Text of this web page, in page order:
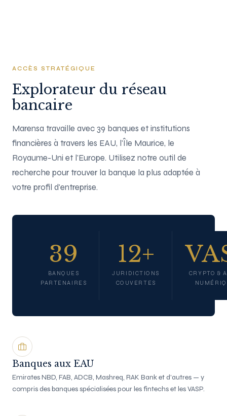
ACCÈS STRATÉGIQUE
Explorateur du réseau
bancaire
Marensa travaille avec 39 banques et institutions
financières à travers les EAU, l'Île Maurice, le
Royaume-Uni et l'Europe. Utilisez notre outil de
recherche pour trouver la banque la plus adaptée à
votre profil d'entreprise.
39
BANQUES
PARTENAIRES
12+
JURIDICTIONS
COUVERTES
CRYPTO &
Banques aux EAU
Emirates NBD, FAB, ADCB, Mashreq, RAK Bank et d'autres — y
compris des banques spécialisées pour les fintechs et les VASP.